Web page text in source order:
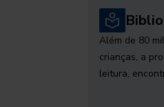
Além de 80
crianças, a
leitura,